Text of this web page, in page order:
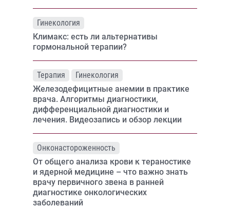
Гинекология
Климакс: есть ли альтернативы
гормональной терапии?
Терапия
Гинекология
Железодефицитные анемии в практике
врача. Алгоритмы диагностики,
дифференциальной диагностики и
лечения. Видеозапись и обзор лекции
Онконастороженность
От общего анализа крови к тераностике
и ядерной медицине – что важно знать
врачу первичного звена в ранней
диагностике онкологических
заболеваний